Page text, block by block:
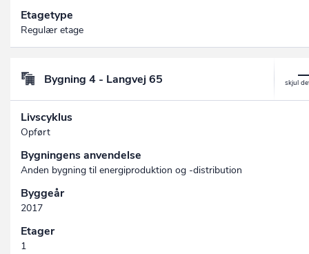
Etagetype
Regulær etage
Bygning 4 - Langvej 65
Livscyklus
Opført
Bygningens anvendelse
Anden bygning til energiproduktion og -distribution
Byggeår
2017
Etager
1